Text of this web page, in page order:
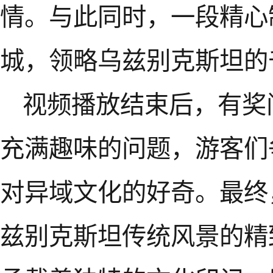
情。与此同时，一段精
城，领略乌兹别克斯坦
视频播放结束后，有
充满趣味的问题，游客
对异域文化的好奇。最
兹别克斯坦传统风景的